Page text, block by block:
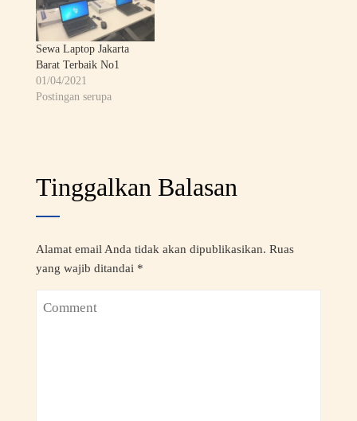
Sewa Laptop Jakarta
Barat Terbaik No1
01/04/2021
Postingan serupa
Tinggalkan Balasan
Alamat email Anda tidak akan dipublikasikan. Ruas
yang wajib ditandai *